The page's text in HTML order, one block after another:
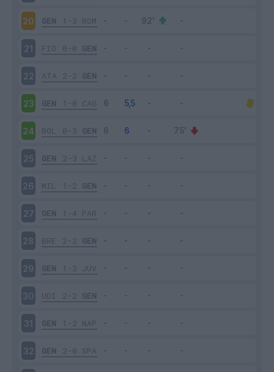
20 GEN 1-3 ROM
21 FIO 0-0 GEN
22 ATA 2-2 GEN
23 GEN 1-0 CAG
24 BOL 0-3 GEN
25 GEN 2-3 LAZ
26 MIL 1-2 GEN
27 GEN 1-4 PAR
28 BRE 2-2 GEN
29 GEN 1-3 JUV
30 UDI 2-2 GEN
31 GEN 1-2 NAP
32 GEN 2-0 SPA